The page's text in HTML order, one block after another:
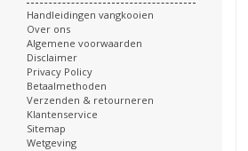
Handleidingen vangkooien
Over ons
Algemene voorwaarden
Disclaimer
Privacy Policy
Betaalmethoden
Verzenden & retourneren
Klantenservice
Sitemap
Wetgeving
.
.
.
.
.
.
.
.
.
.